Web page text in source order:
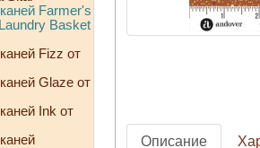
Farmer's
Basket
Fizz от
Glaze от
Ink от
Описание